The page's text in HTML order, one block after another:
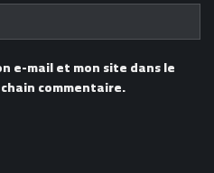
e-mail et mon site dans le
commentaire.